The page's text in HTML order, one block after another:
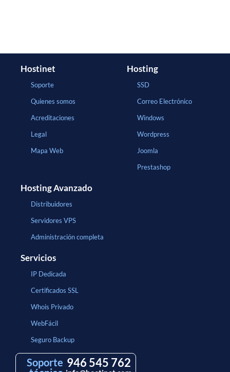
Hostinet
Soporte
Quienes somos
Acreditaciones
Legal
Mapa Web
Hosting
SSD
Correo Electrónico
Windows
Wordpress
Joomla
Prestashop
Hosting Avanzado
Distribuidores
Servidores VPS
Administración completa
Servicios
IP Dedicada
Certificados SSL
Whois Privado
WebFácil
Seguro Backup
Soporte 946 545 762